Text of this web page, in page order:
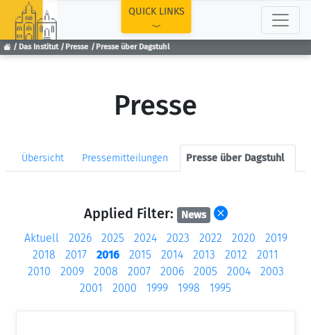
Das Institut Presse Presse über Dagstuhl
QUICK LINKS
Presse
Übersicht Pressemitteilungen Presse über Dagstuhl
Applied Filter: News
Aktuell 2026 2025 2024 2023 2022 2020
2019
2018
2017 2016 2015 2014 2013 2012
2011
2010
2009 2008 2007 2006 2005 2004
2003
2001
2000 1999 1998 1995